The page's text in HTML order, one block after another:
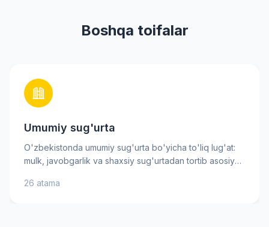
Boshqa toifalar
Umumiy sug'urta
O'zbekistonda umumiy sug'urta bo'yicha to'liq lug'at:
mulk, javobgarlik va shaxsiy sug'urtadan tortib asosiy
tovon puli kabi muhim atamalarni bilib oling — bu sizga
26 atama